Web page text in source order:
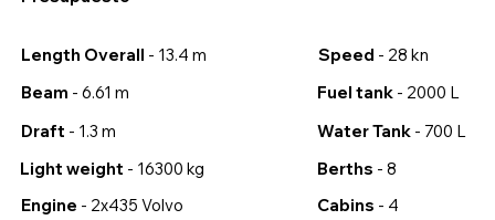
Length Overall - 13.4 m
Beam - 6.61 m
Draft - 1.3 m
Light weight - 16300 kg
Engine - 2x435 Volvo
Speed - 28 kn
Fuel tank - 2000 L
Water Tank - 700 L
Cabins - 4
Berths - 8